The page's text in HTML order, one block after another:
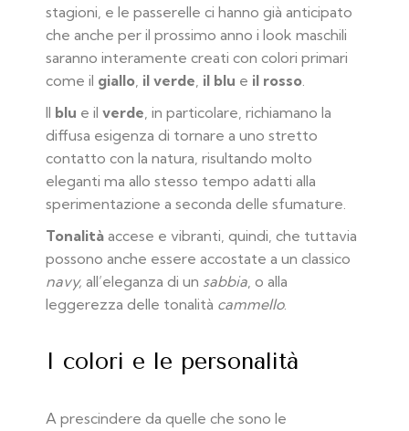
stagioni, e le passerelle ci hanno già anticipato
che anche per il prossimo anno i look maschili
saranno interamente creati con colori primari
come il giallo, il verde, il blu e il rosso.
Il blu e ilverde, in particolare, richiamano la
diffusa esigenza di tornare a uno stretto
contatto con la natura, risultando molto
eleganti ma allo stesso tempo adatti alla
sperimentazione a seconda delle sfumature.
Tonalità accese e vibranti, quindi, che tuttavia
possono anche essere accostate a un classico
navy, all’eleganza di un sabbia, o alla
leggerezza delle tonalità cammello.
I colori e le personalità
A prescindere da quelle che sono le